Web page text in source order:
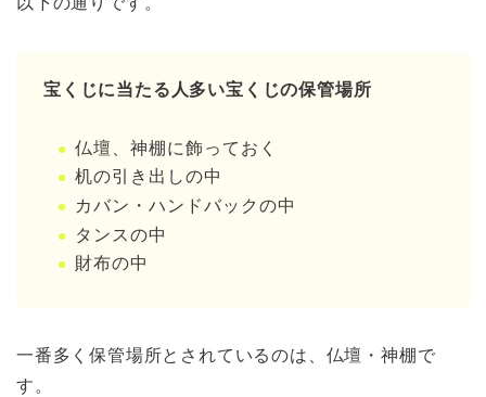
宝くじに当たる人多い宝くじの保管場所
仏壇、神棚に飾っておく
机の引き出しの中
カバン・ハンドバックの中
タンスの中
財布の中
一番多く保管場所とされているのは、仏壇・神棚で
す。